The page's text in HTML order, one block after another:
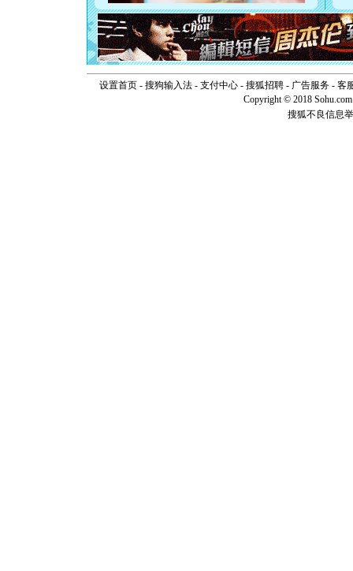
[元旦]如
起；二是
离。水晶
[元旦]当
泣，这痛
卖了。水
[春节] 风
颜！冬去
道一声平
设置首页- 搜狗输入法- 支付中心- 搜狐招聘- 广告服务- 客
Copyright © 2018
搜狐不良信息